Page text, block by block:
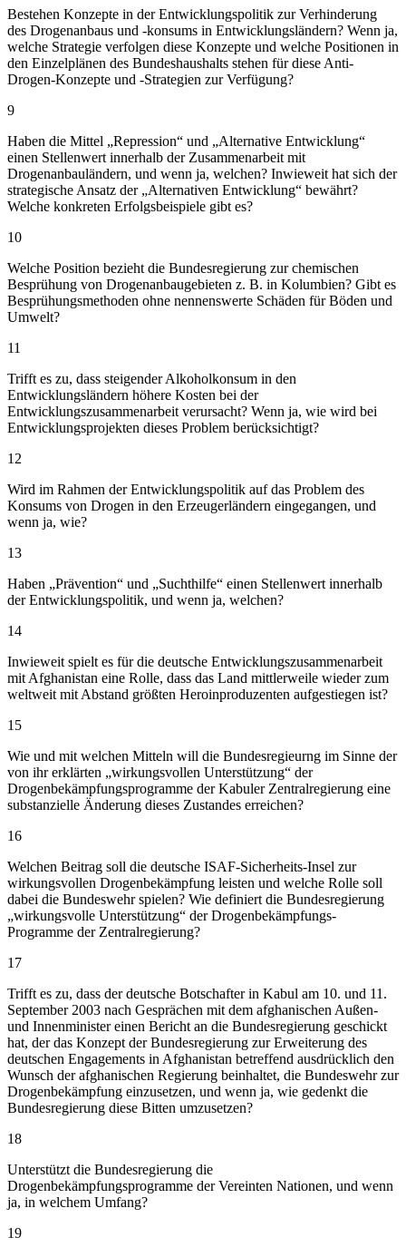
Bestehen Konzepte in der Entwicklungspolitik zur Verhinderung
des Drogenanbaus und -konsums in Entwicklungsländern? Wenn ja,
welche Strategie verfolgen diese Konzepte und welche Positionen in
den Einzelplänen des Bundeshaushalts stehen für diese Anti-
Drogen-Konzepte und -Strategien zur Verfügung?
9
Haben die Mittel „Repression“ und „Alternative Entwicklung“
einen Stellenwert innerhalb der Zusammenarbeit mit
Drogenanbauländern, und wenn ja, welchen? Inwieweit hat sich der
strategische Ansatz der „Alternativen Entwicklung“ bewährt?
Welche konkreten Erfolgsbeispiele gibt es?
10
Welche Position bezieht die Bundesregierung zur chemischen
Besprühung von Drogenanbaugebieten z. B. in Kolumbien? Gibt es
Besprühungsmethoden ohne nennenswerte Schäden für Böden und
Umwelt?
11
Trifft es zu, dass steigender Alkoholkonsum in den
Entwicklungsländern höhere Kosten bei der
Entwicklungszusammenarbeit verursacht? Wenn ja, wie wird bei
Entwicklungsprojekten dieses Problem berücksichtigt?
12
Wird im Rahmen der Entwicklungspolitik auf das Problem des
Konsums von Drogen in den Erzeugerländern eingegangen, und
wenn ja, wie?
13
Haben „Prävention“ und „Suchthilfe“ einen Stellenwert innerhalb
der Entwicklungspolitik, und wenn ja, welchen?
14
Inwieweit spielt es für die deutsche Entwicklungszusammenarbeit
mit Afghanistan eine Rolle, dass das Land mittlerweile wieder zum
weltweit mit Abstand größten Heroinproduzenten aufgestiegen ist?
15
Wie und mit welchen Mitteln will die Bundesregieurng im Sinne der
von ihr erklärten „wirkungsvollen Unterstützung“ der
Drogenbekämpfungsprogramme der Kabuler Zentralregierung eine
substanzielle Änderung dieses Zustandes erreichen?
16
Welchen Beitrag soll die deutsche ISAF-Sicherheits-Insel zur
wirkungsvollen Drogenbekämpfung leisten und welche Rolle soll
dabei die Bundeswehr spielen? Wie definiert die Bundesregierung
„wirkungsvolle Unterstützung“ der Drogenbekämpfungs-
Programme der Zentralregierung?
17
Trifft es zu, dass der deutsche Botschafter in Kabul am 10. und 11.
September 2003 nach Gesprächen mit dem afghanischen Außen-
und Innenminister einen Bericht an die Bundesregierung geschickt
hat, der das Konzept der Bundesregierung zur Erweiterung des
deutschen Engagements in Afghanistan betreffend ausdrücklich den
Wunsch der afghanischen Regierung beinhaltet, die Bundeswehr zur
Drogenbekämpfung einzusetzen, und wenn ja, wie gedenkt die
Bundesregierung diese Bitten umzusetzen?
18
Unterstützt die Bundesregierung die
Drogenbekämpfungsprogramme der Vereinten Nationen, und wenn
ja, in welchem Umfang?
19